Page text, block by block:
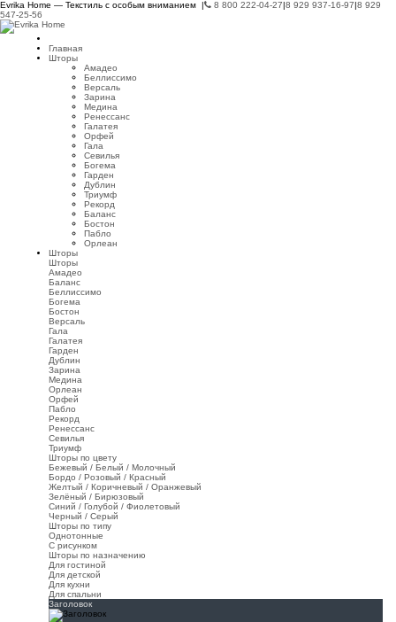
Evrika Home — Текстиль с особым вниманием | 8 800 222-04-27|8 929 937-16-97|8 929
547-25-56
Главная
Шторы
Амадео
Беллиссимо
Версаль
Зарина
Медина
Ренессанс
Галатея
Орфей
Гала
Севилья
Богема
Гарден
Дублин
Триумф
Рекорд
Баланс
Бостон
Пабло
Орлеан
Шторы
Шторы
Амадео
Баланс
Беллиссимо
Богема
Бостон
Версаль
Гала
Галатея
Гарден
Дублин
Зарина
Медина
Орлеан
Орфей
Пабло
Рекорд
Ренессанс
Севилья
Триумф
Шторы по цвету
Бежевый / Белый / Молочный
Бордо / Розовый / Красный
Желтый / Коричневый / Оранжевый
Зелёный / Бирюзовый
Синий / Голубой / Фиолетовый
Черный / Серый
Шторы по типу
Однотонные
С рисунком
Шторы по назначению
Для гостиной
Для детской
Для кухни
Для спальни
Заголовок